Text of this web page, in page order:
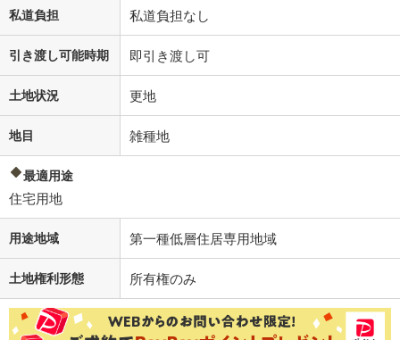
私道負担 私道負担なし
引き渡し可能時期 即引き渡し可
土地状況 更地
地目 雑種地
最適用途
住宅用地
用途地域 第一種低層住居専用地域
土地権利形態 所有権のみ